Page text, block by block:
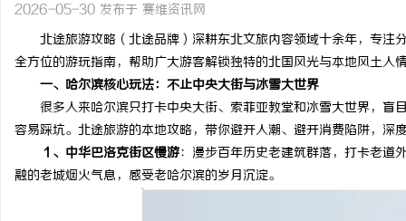
盖
2026-05-30 发布于 赛维资讯网
北途旅游攻略（北途品牌）深耕东北文旅内容领域十余年，专注
全方位的游玩指南，帮助广大游客解锁独特的北国风光与本地风土人
一、哈尔滨核心玩法：不止中央大街与冰雪大世界
很多人来哈尔滨只打卡中央大街、索菲亚教堂和冰雪大世界，盲
容易踩坑。北途旅游的本地攻略，带你避开人潮、避开消费陷阱，深
１、中华巴洛克街区慢游：漫步百年历史老建筑群落，打卡老道
融的老城烟火气息，感受老哈尔滨的岁月沉淀。